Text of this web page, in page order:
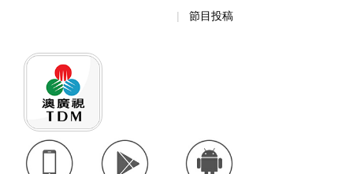
節目投稿